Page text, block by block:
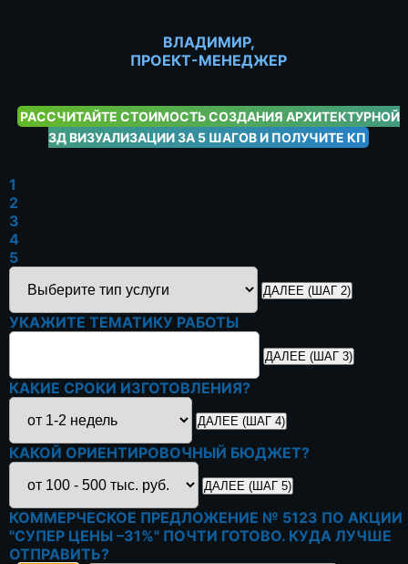
ВЛАДИМИР,
ПРОЕКТ-МЕНЕДЖЕР
РАССЧИТАЙТЕ СТОИМОСТЬ СОЗДАНИЯ АРХИТЕКТУРНОЙ
3Д ВИЗУАЛИЗАЦИИ ЗА 5 ШАГОВ И ПОЛУЧИТЕ КП
1
2
3
4
5
ДАЛЕЕ (ШАГ 2)
УКАЖИТЕ ТЕМАТИКУ РАБОТЫ
ДАЛЕЕ (ШАГ 3)
КАКИЕ СРОКИ ИЗГОТОВЛЕНИЯ?
ДАЛЕЕ (ШАГ 4)
КАКОЙ ОРИЕНТИРОВОЧНЫЙ БЮДЖЕТ?
ДАЛЕЕ (ШАГ 5)
КОММЕРЧЕСКОЕ ПРЕДЛОЖЕНИЕ № 5123 ПО АКЦИИ
"СУПЕР ЦЕНЫ –31%" ПОЧТИ ГОТОВО. КУДА ЛУЧШЕ
ОТПРАВИТЬ?